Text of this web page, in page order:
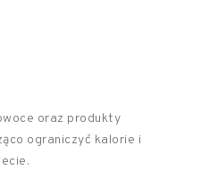
oraz produkty
ograniczyć kalorie i